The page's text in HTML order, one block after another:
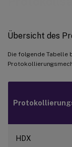
Übersicht des
Die folgende Tabelle
HDX